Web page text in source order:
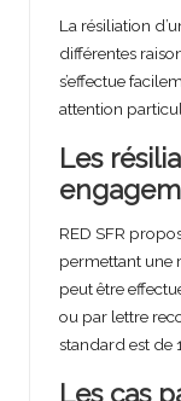
La résiliation
différentes
s’effectue
attention
Les
RED SFR
permettant une
peut être
ou par lettre
standard est de
Les cas